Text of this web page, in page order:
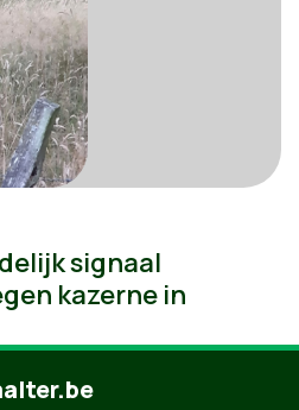
signaal
kazerne in